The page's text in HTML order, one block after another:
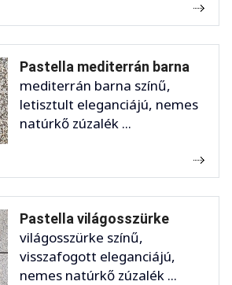
Pastella mediterrán barna
mediterrán barna színű,
letisztult eleganciájú, nemes
natúrkő zúzalék ...
Pastella világosszürke
világosszürke színű,
visszafogott eleganciájú,
nemes natúrkő zúzalék ...